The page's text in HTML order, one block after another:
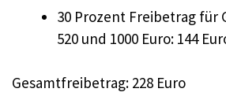
30 Prozent Freibetrag für
520 und 1000 Euro: 144
Gesamtfreibetrag: 228 Euro